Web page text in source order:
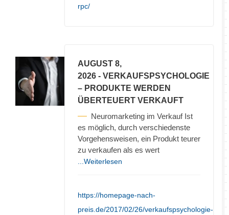
rpc/
AUGUST 8,
2026 - VERKAUFSPSYCHOLOGIE
– PRODUKTE WERDEN
ÜBERTEUERT VERKAUFT
Neuromarketing im Verkauf Ist
es möglich, durch verschiedenste
Vorgehensweisen, ein Produkt teurer
zu verkaufen als es wert
...Weiterlesen
https://homepage-nach-
preis.de/2017/02/26/verkaufspsychologie-